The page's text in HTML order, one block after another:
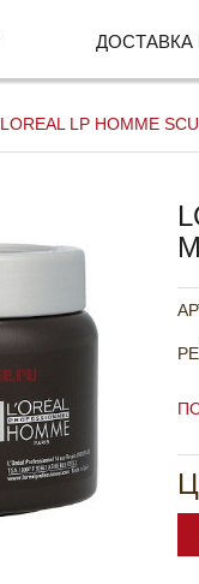
ДОСТАВКА
LOREAL LP HOMME